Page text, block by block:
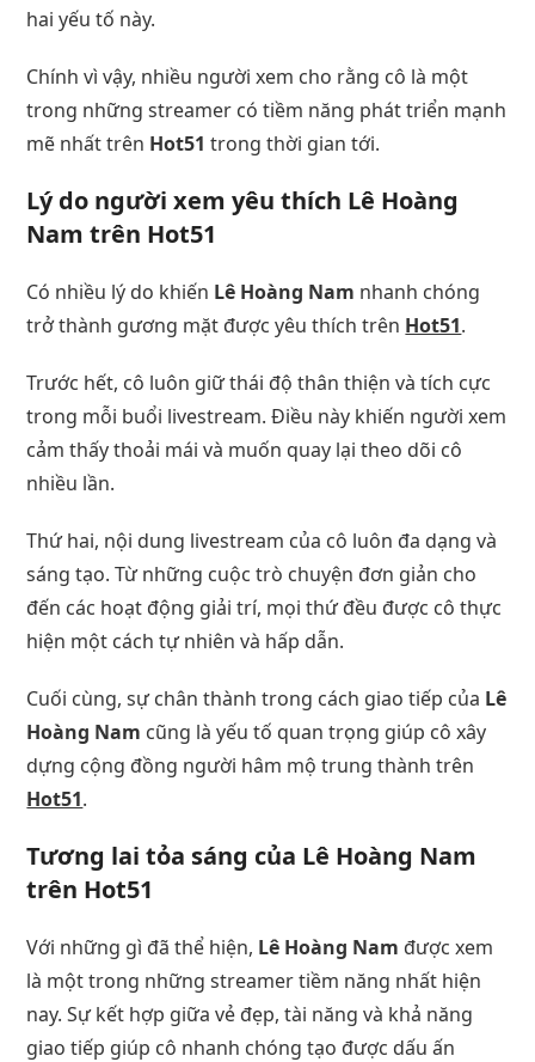
hai yếu tố này.
Chính vì vậy, nhiều người xem cho rằng cô là một
trong những streamer có tiềm năng phát triển mạnh
mẽ nhất trên Hot51 trong thời gian tới.
Lý do người xem yêu thích Lê Hoàng
Nam trên Hot51
Có nhiều lý do khiến Lê Hoàng Nam nhanh chóng
trở thành gương mặt được yêu thích trên Hot51.
Trước hết, cô luôn giữ thái độ thân thiện và tích cực
trong mỗi buổi livestream. Điều này khiến người xem
cảm thấy thoải mái và muốn quay lại theo dõi cô
nhiều lần.
Thứ hai, nội dung livestream của cô luôn đa dạng và
sáng tạo. Từ những cuộc trò chuyện đơn giản cho
đến các hoạt động giải trí, mọi thứ đều được cô thực
hiện một cách tự nhiên và hấp dẫn.
Cuối cùng, sự chân thành trong cách giao tiếp của Lê
Hoàng Nam cũng là yếu tố quan trọng giúp cô xây
dựng cộng đồng người hâm mộ trung thành trên
Hot51.
Tương lai tỏa sáng của Lê Hoàng Nam
trên Hot51
Với những gì đã thể hiện, Lê Hoàng Nam được xem
là một trong những streamer tiềm năng nhất hiện
nay. Sự kết hợp giữa vẻ đẹp, tài năng và khả năng
giao tiếp giúp cô nhanh chóng tạo được dấu ấn